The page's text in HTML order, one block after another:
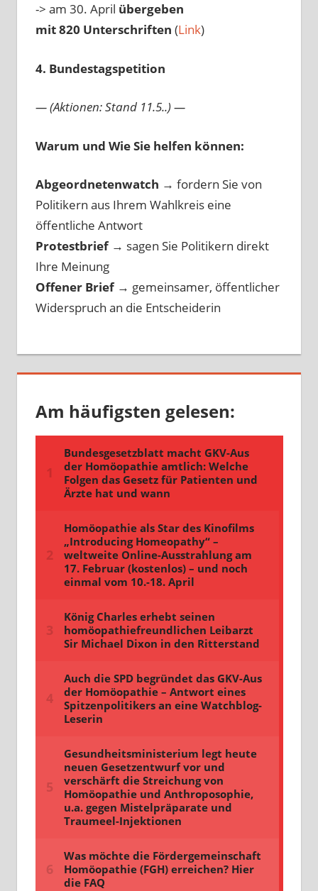
-> am 30. April übergeben
mit 820 Unterschriften (Link)
4. Bundestagspetition
— (Aktionen: Stand 11.5..) —
Warum und Wie Sie helfen können:
Abgeordnetenwatch → fordern Sie von
Politikern aus Ihrem Wahlkreis eine
öffentliche Antwort
Protestbrief → sagen Sie Politikern direkt
Ihre Meinung
Offener Brief → gemeinsamer, öffentlicher
Widerspruch an die Entscheiderin
Am häufigsten gelesen: